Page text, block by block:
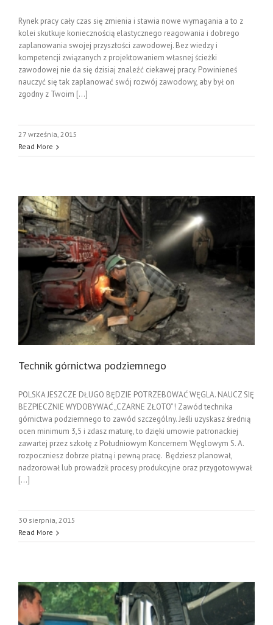
Rynek pracy cały czas się zmienia i stawia nowe wymagania a to z
kolei skutkuje koniecznością elastycznego reagowania i dobrego
zaplanowania swojej przyszłości zawodowej. Bez wiedzy i
kompetencji związanych z projektowaniem własnej ścieżki
zawodowej nie da się dzisiaj znaleźć ciekawej pracy. Powinieneś
nauczyć się tak zaplanować swój rozwój zawodowy, aby był on
zgodny z Twoim [...]
27 września, 2015
Read More
Technik górnictwa podziemnego
POLSKA JESZCZE DŁUGO BĘDZIE POTRZEBOWAĆ WĘGLA. NAUCZ SIĘ
BEZPIECZNIE WYDOBYWAĆ „CZARNE ZŁOTO”! Zawód technika
górnictwa podziemnego to zawód szczególny. Jeśli uzyskasz średnią
ocen minimum 3,5 i zdasz maturę, to dzięki umowie patronackiej
zawartej przez szkołę z Południowym Koncernem Węglowym S. A.
rozpoczniesz dobrze płatną i pewną pracę. Będziesz planował,
nadzorował lub prowadził procesy produkcyjne oraz przygotowywał
[...]
30 sierpnia, 2015
Read More